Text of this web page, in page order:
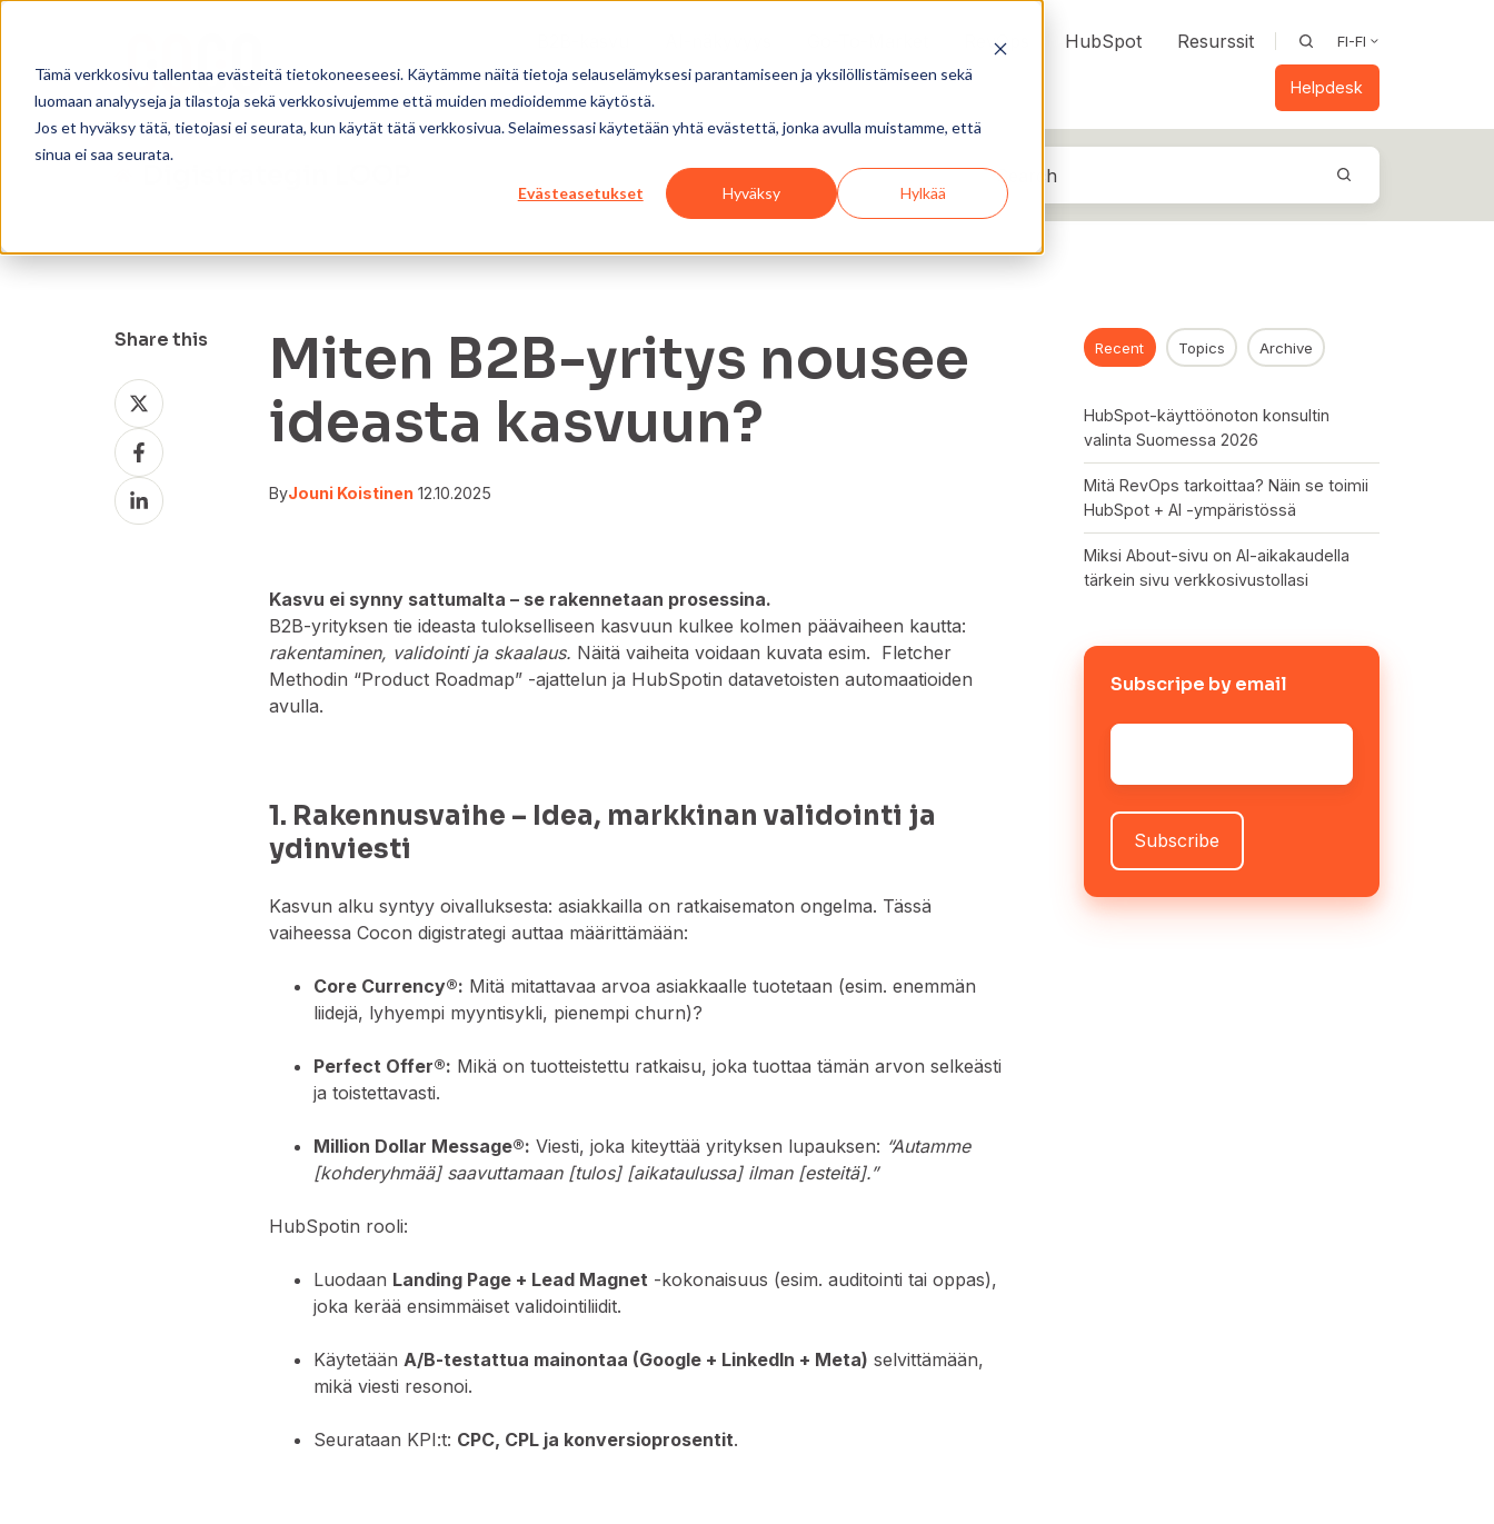
Tämä verkkosivu tallentaa evästeitä tietokoneeseesi. Käytämme näitä tietoja selauselämyksesi parantamiseen ja yksilöllistämiseen sekä
luomaan analyyseja ja tilastoja sekä verkkosivujemme että muiden medioidemme käytöstä.
Jos et hyväksy tätä, tietojasi ei seurata, kun käytät tätä verkkosivua. Selaimessasi käytetään yhtä evästettä, jonka avulla muistamme, että
sinua ei saa seurata.
Evästeasetukset Hyväksy Hylkää
RevOps HubSpot Resurssit FI-FI
Helpdesk
Share this
Share
on
XShare
on
Facebook
Share
on
Miten B2B-yritys nousee
ideasta kasvuun?
ByJouni Koistinen 12.10.2025
Kasvu ei synny sattumalta – se rakennetaan prosessina.
B2B-yrityksen tie ideasta tulokselliseen kasvuun kulkee kolmen päävaiheen kautta:
rakentaminen, validointi ja skaalaus. Näitä vaiheita voidaan kuvata esim. Fletcher
Methodin “Product Roadmap” -ajattelun ja HubSpotin datavetoisten automaatioiden
avulla.
1. Rakennusvaihe – Idea, markkinan validointi ja
ydinviesti
Kasvun alku syntyy oivalluksesta: asiakkailla on ratkaisematon ongelma. Tässä
vaiheessa Cocon digistrategi auttaa määrittämään:
Core Currency®: Mitä mitattavaa arvoa asiakkaalle tuotetaan (esim. enemmän
liidejä, lyhyempi myyntisykli, pienempi churn)?
Perfect Offer®: Mikä on tuotteistettu ratkaisu, joka tuottaa tämän arvon selkeästi
ja toistettavasti.
Million Dollar Message®: Viesti, joka kiteyttää yrityksen lupauksen: “Autamme
[kohderyhmää] saavuttamaan [tulos] [aikataulussa] ilman [esteitä].”
HubSpotin rooli:
Luodaan Landing Page + Lead Magnet -kokonaisuus (esim. auditointi tai oppas),
joka kerää ensimmäiset validointiliidit.
KäytetäänA/B-testattua mainontaa (Google + LinkedIn + Meta) selvittämään,
mikä viesti resonoi.
Seurataan KPI:t: CPC, CPL ja konversioprosentit.
Recent Topics Archive
HubSpot-käyttöönoton konsultin
valinta Suomessa 2026
Mitä RevOps tarkoittaa? Näin se toimii
HubSpot + AI -ympäristössä
Miksi About-sivu on AI-aikakaudella
tärkein sivu verkkosivustollasi
Subscripe by email
Sähköposti